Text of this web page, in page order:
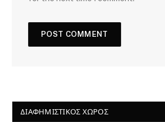
ΔΙΑΦΗΜΙΣΤΙΚΌΣ ΧΏΡΟΣ